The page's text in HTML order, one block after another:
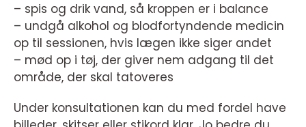
– spis og drik vand, så kroppen er i balance
– undgå alkohol og blodfortyndende medicin
op til sessionen, hvis lægen ikke siger andet
– mød op i tøj, der giver nem adgang til det
område, der skal tatoveres
Under konsultationen kan du med fordel have